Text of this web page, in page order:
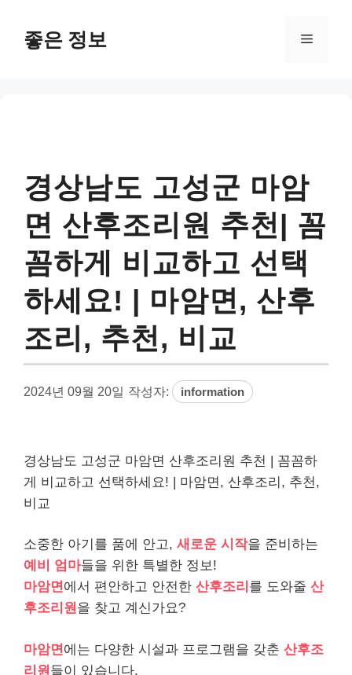
좋은 정보 메
경상남도 고성군 마암
면 산후조리원 추천| 꼼
꼼하게 비교하고 선택
하세요! | 마암면, 산후
조리, 추천, 비교
2024년 09월 20일 작성자: information
경상남도 고성군 마암면 산후조리원 추천 | 꼼꼼하
게 비교하고 선택하세요! | 마암면, 산후조리, 추천,
비교
소중한 아기를 품에 안고, 새로운 시작을 준비하는
예비 엄마들을 위한 특별한 정보!
마암면에서 편안하고 안전한 산후조리 를 도와줄 산
후조리원을 찾고 계신가요?
마암면 에는 다양한 시설과 프로그램을 갖춘 산후조
리원 들이 있습니다.